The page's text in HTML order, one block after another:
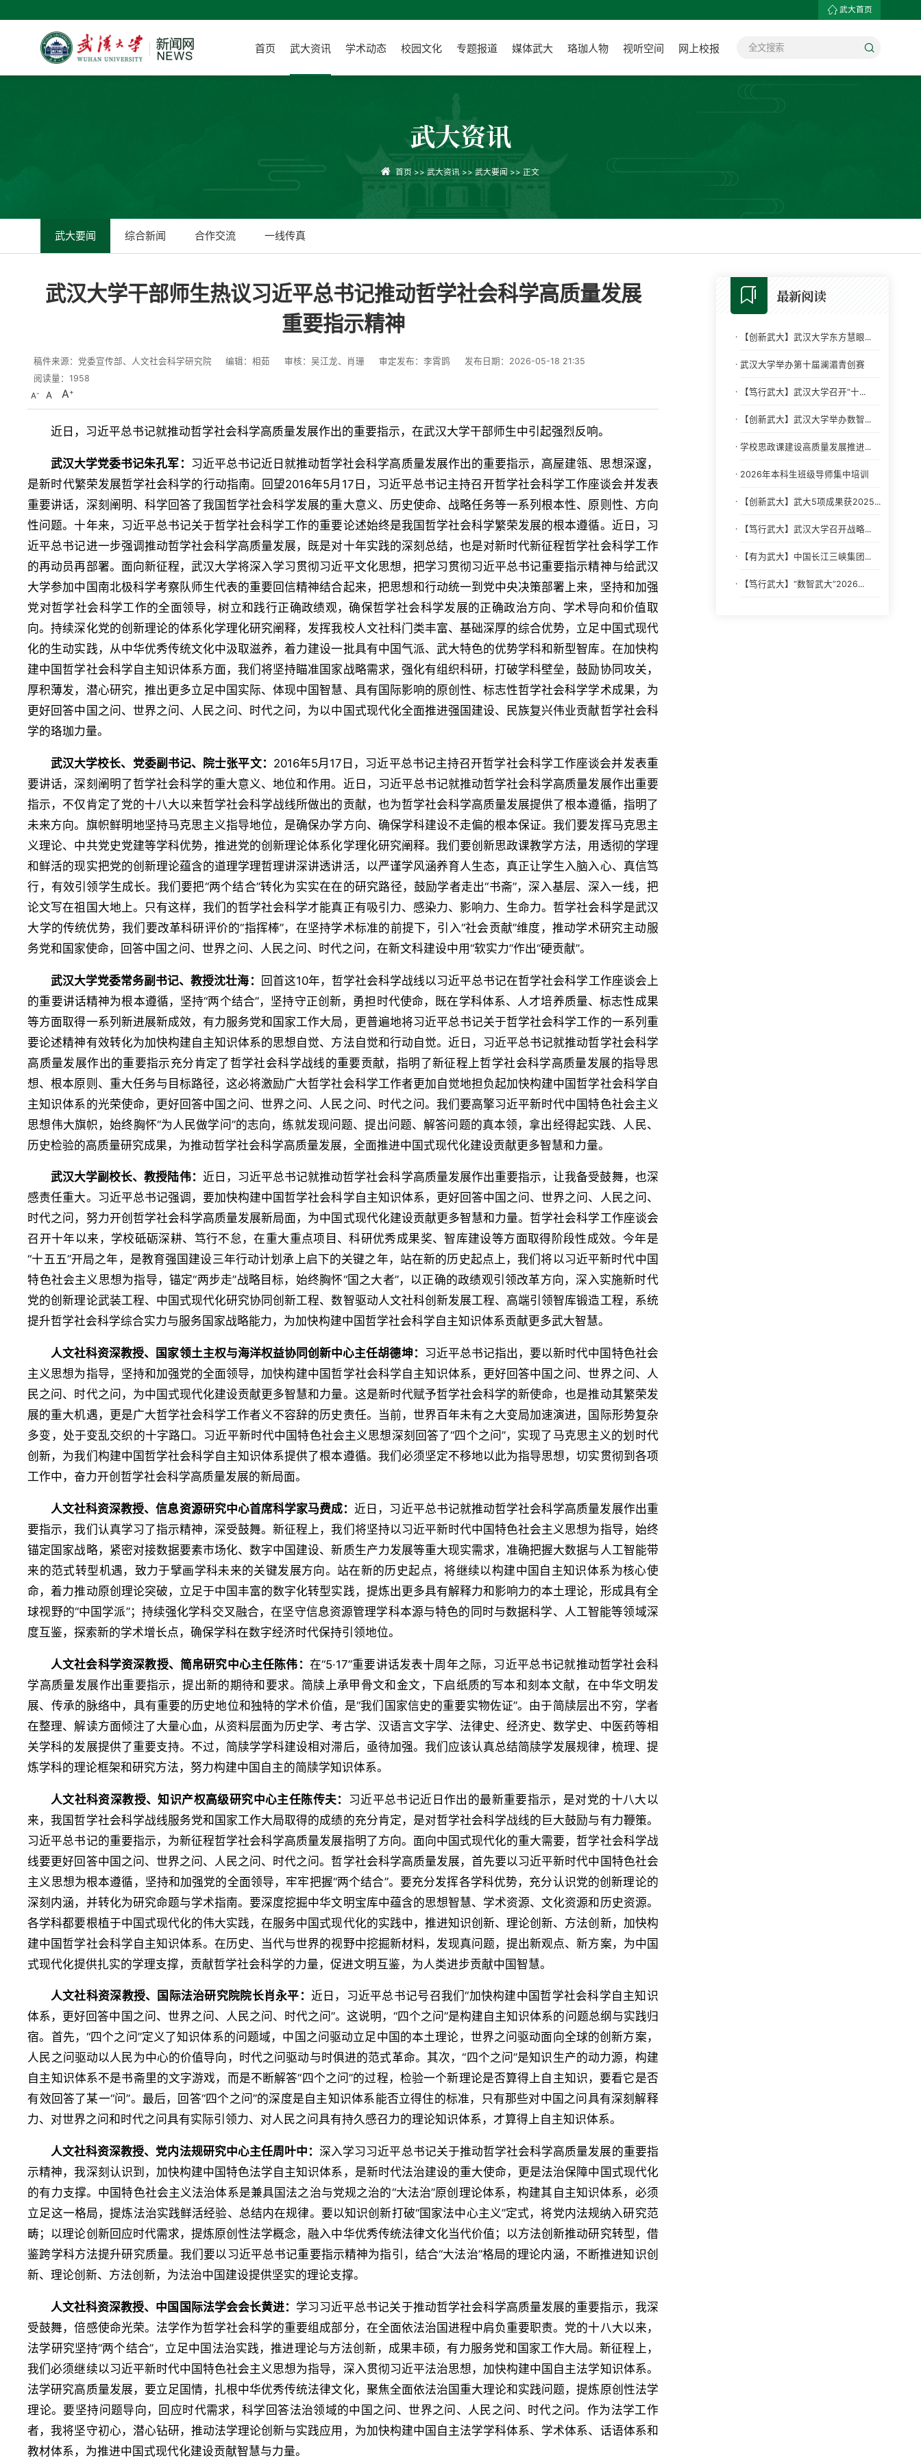
武大首页
首页 武大资讯 学术动态 校园文化 专题报道 媒体武大 珞珈人物 视听空间 网上校报
武大资讯
首页 >>武大资讯 >>武大要闻 >> 正文
武大要闻 综合新闻 合作交流 一线传真
武汉大学干部师生热议习近平总书记推动哲学社会科学高质量发展
重要指示精神
稿件来源：党委宣传部、人文社会科学研究院 编辑：相茹 审核：吴江龙、肖珊 审定发布：李霄鹍
发布日期：2026-05-18 21:35
阅读量： 1958
A A A
近日，习近平总书记就推动哲学社会科学高质量发展作出的重要指示，在武汉大学干部师生中引起强烈反响。
武汉大学党委书记朱孔军：
习近平总书记近日就推动哲学社会科学高质量发展作出的重要指示，高屋建瓴、思想深邃，
是新时代繁荣发展哲学社会科学的行动指南。回望2016年5月17日，习近平总书记主持召开哲学社会科学工作座谈会并发表
重要讲话，深刻阐明、科学回答了我国哲学社会科学发展的重大意义、历史使命、战略任务等一系列根本性、原则性、方向
性问题。十年来，习近平总书记关于哲学社会科学工作的重要论述始终是我国哲学社会科学繁荣发展的根本遵循。近日，习
近平总书记进一步强调推动哲学社会科学高质量发展，既是对十年实践的深刻总结，也是对新时代新征程哲学社会科学工作
的再动员再部署。面向新征程，武汉大学将深入学习贯彻习近平文化思想，把学习贯彻习近平总书记重要指示精神与给武汉
大学参加中国南北极科学考察队师生代表的重要回信精神结合起来，把思想和行动统一到党中央决策部署上来，坚持和加强
党对哲学社会科学工作的全面领导，树立和践行正确政绩观，确保哲学社会科学发展的正确政治方向、学术导向和价值取
向。持续深化党的创新理论的体系化学理化研究阐释，发挥我校人文社科门类丰富、基础深厚的综合优势，立足中国式现代
化的生动实践，从中华优秀传统文化中汲取滋养，着力建设一批具有中国气派、武大特色的优势学科和新型智库。在加快构
建中国哲学社会科学自主知识体系方面，我们将坚持瞄准国家战略需求，强化有组织科研，打破学科壁垒，鼓励协同攻关，
厚积薄发，潜心研究，推出更多立足中国实际、体现中国智慧、具有国际影响的原创性、标志性哲学社会科学学术成果，为
更好回答中国之问、世界之问、人民之问、时代之问，为以中国式现代化全面推进强国建设、民族复兴伟业贡献哲学社会科
学的珞珈力量。
武汉大学校长、党委副书记、院士张平文： 2016年5月17日，习近平总书记主持召开哲学社会科学工作座谈会并发表重
要讲话，深刻阐明了哲学社会科学的重大意义、地位和作用。近日，习近平总书记就推动哲学社会科学高质量发展作出重要
指示，不仅肯定了党的十八大以来哲学社会科学战线所做出的贡献，也为哲学社会科学高质量发展提供了根本遵循，指明了
未来方向。旗帜鲜明地坚持马克思主义指导地位，是确保办学方向、确保学科建设不走偏的根本保证。我们要发挥马克思主
义理论、中共党史党建等学科优势，推进党的创新理论体系化学理化研究阐释。我们要创新思政课教学方法，用透彻的学理
和鲜活的现实把党的创新理论蕴含的道理学理哲理讲深讲透讲活，以严谨学风涵养育人生态，真正让学生入脑入心、真信笃
行，有效引领学生成长。我们要把“两个结合”转化为实实在在的研究路径，鼓励学者走出“书斋”，深入基层、深入一线，把
论文写在祖国大地上。只有这样，我们的哲学社会科学才能真正有吸引力、感染力、影响力、生命力。哲学社会科学是武汉
大学的传统优势，我们要改革科研评价的“指挥棒”，在坚持学术标准的前提下，引入“社会贡献”维度，推动学术研究主动服
务党和国家使命，回答中国之问、世界之问、人民之问、时代之问，在新文科建设中用“软实力”作出“硬贡献”。
武汉大学党委常务副书记、教授沈壮海：
回首这10年，哲学社会科学战线以习近平总书记在哲学社会科学工作座谈会上
的重要讲话精神为根本遵循，坚持“两个结合”，坚持守正创新，勇担时代使命，既在学科体系、人才培养质量、标志性成果
等方面取得一系列新进展新成效，有力服务党和国家工作大局，更普遍地将习近平总书记关于哲学社会科学工作的一系列重
要论述精神有效转化为加快构建自主知识体系的思想自觉、方法自觉和行动自觉。近日，习近平总书记就推动哲学社会科学
高质量发展作出的重要指示充分肯定了哲学社会科学战线的重要贡献，指明了新征程上哲学社会科学高质量发展的指导思
想、根本原则、重大任务与目标路径，这必将激励广大哲学社会科学工作者更加自觉地担负起加快构建中国哲学社会科学自
主知识体系的光荣使命，更好回答中国之问、世界之问、人民之问、时代之问。我们要高擎习近平新时代中国特色社会主义
思想伟大旗帜，始终胸怀“为人民做学问”的志向，练就发现问题、提出问题、解答问题的真本领，拿出经得起实践、人民、
历史检验的高质量研究成果，为推动哲学社会科学高质量发展，全面推进中国式现代化建设贡献更多智慧和力量。
武汉大学副校长、教授陆伟： 近日，习近平总书记就推动哲学社会科学高质量发展作出重要指示，让我备受鼓舞，也深
感责任重大。习近平总书记强调，要加快构建中国哲学社会科学自主知识体系，更好回答中国之问、世界之问、人民之问、
时代之问，努力开创哲学社会科学高质量发展新局面，为中国式现代化建设贡献更多智慧和力量。哲学社会科学工作座谈会
召开十年以来，学校砥砺深耕、笃行不怠，在重大重点项目、科研优秀成果奖、智库建设等方面取得阶段性成效。今年是
“十五五”开局之年，是教育强国建设三年行动计划承上启下的关键之年，站在新的历史起点上，我们将以习近平新时代中国
特色社会主义思想为指导，锚定“两步走”战略目标，始终胸怀“国之大者”，以正确的政绩观引领改革方向，深入实施新时代
党的创新理论武装工程、中国式现代化研究协同创新工程、数智驱动人文社科创新发展工程、高端引领智库锻造工程，系统
提升哲学社会科学综合实力与服务国家战略能力，为加快构建中国哲学社会科学自主知识体系贡献更多武大智慧。
人文社科资深教授、国家领土主权与海洋权益协同创新中心主任胡德坤：
习近平总书记指出，要以新时代中国特色社会
主义思想为指导，坚持和加强党的全面领导，加快构建中国哲学社会科学自主知识体系，更好回答中国之问、世界之问、人
民之问、时代之问，为中国式现代化建设贡献更多智慧和力量。这是新时代赋予哲学社会科学的新使命，也是推动其繁荣发
展的重大机遇，更是广大哲学社会科学工作者义不容辞的历史责任。当前，世界百年未有之大变局加速演进，国际形势复杂
多变，处于变乱交织的十字路口。习近平新时代中国特色社会主义思想深刻回答了“四个之问”，实现了马克思主义的划时代
创新，为我们构建中国哲学社会科学自主知识体系提供了根本遵循。我们必须坚定不移地以此为指导思想，切实贯彻到各项
工作中，奋力开创哲学社会科学高质量发展的新局面。
人文社科资深教授、信息资源研究中心首席科学家马费成：近日，习近平总书记就推动哲学社会科学高质量发展作出重
要指示，我们认真学习了指示精神，深受鼓舞。新征程上，我们将坚持以习近平新时代中国特色社会主义思想为指导，始终
锚定国家战略，紧密对接数据要素市场化、数字中国建设、新质生产力发展等重大现实需求，准确把握大数据与人工智能带
来的范式转型机遇，致力于擘画学科未来的关键发展方向。站在新的历史起点，将继续以构建中国自主知识体系为核心使
命，着力推动原创理论突破，立足于中国丰富的数字化转型实践，提炼出更多具有解释力和影响力的本土理论，形成具有全
球视野的“中国学派”；持续强化学科交叉融合，在坚守信息资源管理学科本源与特色的同时与数据科学、人工智能等领域深
度互鉴，探索新的学术增长点，确保学科在数字经济时代保持引领地位。
人文社会科学资深教授、简帛研究中心主任陈伟： 在“5·17”重要讲话发表十周年之际，习近平总书记就推动哲学社会科
学高质量发展作出重要指示，提出新的期待和要求。简牍上承甲骨文和金文，下启纸质的写本和刻本文献，在中华文明发
展、传承的脉络中，具有重要的历史地位和独特的学术价值，是“我们国家信史的重要实物佐证”。由于简牍层出不穷，学者
在整理、解读方面倾注了大量心血，从资料层面为历史学、考古学、汉语言文字学、法律史、经济史、数学史、中医药等相
关学科的发展提供了重要支持。不过，简牍学学科建设相对滞后，亟待加强。我们应该认真总结简牍学发展规律，梳理、提
炼学科的理论框架和研究方法，努力构建中国自主的简牍学知识体系。
人文社科资深教授、知识产权高级研究中心主任陈传夫：
习近平总书记近日作出的最新重要指示，是对党的十八大以
来，我国哲学社会科学战线服务党和国家工作大局取得的成绩的充分肯定，是对哲学社会科学战线的巨大鼓励与有力鞭策。
习近平总书记的重要指示，为新征程哲学社会科学高质量发展指明了方向。面向中国式现代化的重大需要，哲学社会科学战
线要更好回答中国之问、世界之问、人民之问、时代之问。哲学社会科学高质量发展，首先要以习近平新时代中国特色社会
主义思想为根本遵循，坚持和加强党的全面领导，牢牢把握“两个结合”。要充分发挥各学科优势，充分认识党的创新理论的
深刻内涵，并转化为研究命题与学术指南。要深度挖掘中华文明宝库中蕴含的思想智慧、学术资源、文化资源和历史资源。
各学科都要根植于中国式现代化的伟大实践，在服务中国式现代化的实践中，推进知识创新、理论创新、方法创新，加快构
建中国哲学社会科学自主知识体系。在历史、当代与世界的视野中挖掘新材料，发现真问题，提出新观点、新方案，为中国
式现代化提供扎实的学理支撑，贡献哲学社会科学的力量，促进文明互鉴，为人类进步贡献中国智慧。
人文社科资深教授、国际法治研究院院长肖永平： 近日，习近平总书记号召我们“加快构建中国哲学社会科学自主知识
体系，更好回答中国之问、世界之问、人民之问、时代之问”。这说明，“四个之问”是构建自主知识体系的问题总纲与实践归
宿。首先，“四个之问”定义了知识体系的问题域，中国之问驱动立足中国的本土理论，世界之问驱动面向全球的创新方案，
人民之问驱动以人民为中心的价值导向，时代之问驱动与时俱进的范式革命。其次，“四个之问”是知识生产的动力源，构建
自主知识体系不是书斋里的文字游戏，而是不断解答“四个之问”的过程，检验一个新理论是否算得上自主知识，要看它是否
有效回答了某一“问”。最后，回答“四个之问”的深度是自主知识体系能否立得住的标准，只有那些对中国之问具有深刻解释
力、对世界之问和时代之问具有实际引领力、对人民之问具有持久感召力的理论知识体系，才算得上自主知识体系。
人文社科资深教授、党内法规研究中心主任周叶中：深入学习习近平总书记关于推动哲学社会科学高质量发展的重要指
示精神，我深刻认识到，加快构建中国特色法学自主知识体系，是新时代法治建设的重大使命，更是法治保障中国式现代化
的有力支撑。中国特色社会主义法治体系是兼具国法之治与党规之治的“大法治”原创理论体系，构建其自主知识体系，必须
立足这一格局，提炼法治实践鲜活经验、总结内在规律。要以知识创新打破“国家法中心主义”定式，将党内法规纳入研究范
畴；以理论创新回应时代需求，提炼原创性法学概念，融入中华优秀传统法律文化当代价值；以方法创新推动研究转型，借
鉴跨学科方法提升研究质量。我们要以习近平总书记重要指示精神为指引，结合“大法治”格局的理论内涵，不断推进知识创
新、理论创新、方法创新，为法治中国建设提供坚实的理论支撑。
人文社科资深教授、中国国际法学会会长黄进： 学习习近平总书记关于推动哲学社会科学高质量发展的重要指示，我深
受鼓舞，倍感使命光荣。法学作为哲学社会科学的重要组成部分，在全面依法治国进程中肩负重要职责。党的十八大以来，
法学研究坚持“两个结合”，立足中国法治实践，推进理论与方法创新，成果丰硕，有力服务党和国家工作大局。新征程上，
我们必须继续以习近平新时代中国特色社会主义思想为指导，深入贯彻习近平法治思想，加快构建中国自主法学知识体系。
法学研究高质量发展，要立足国情，扎根中华优秀传统法律文化，聚焦全面依法治国重大理论和实践问题，提炼原创性法学
理论。要坚持问题导向，回应时代需求，科学回答法治领域的中国之问、世界之问、人民之问、时代之问。作为法学工作
者，我将坚守初心，潜心钻研，推动法学理论创新与实践应用，为加快构建中国自主法学学科体系、学术体系、话语体系和
教材体系，为推进中国式现代化建设贡献智慧与力量。
最新阅读
· 【创新武大】武汉大学东方慧眼...
· 武汉大学举办第十届澜湄青创赛
· 【笃行武大】武汉大学召开“十...
· 【创新武大】武汉大学举办数智...
· 学校思政课建设高质量发展推进...
· 2026年本科生班级导师集中培训
· 【创新武大】武大5项成果获2025...
· 【笃行武大】武汉大学召开战略...
· 【有为武大】中国长江三峡集团...
· 【笃行武大】“数智武大”2026...